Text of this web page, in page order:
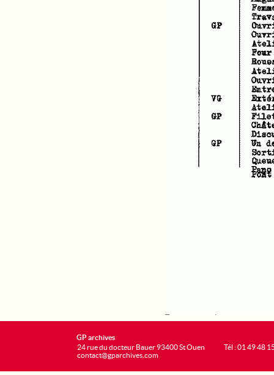
GP archives
24 rue du docteur Bauer 93400 St Ouen
contact@gparchives.com
Tél : 01 49 48